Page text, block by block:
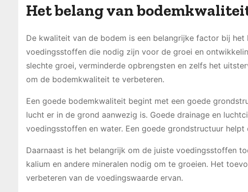
Het belang van
De kwaliteit van de bodem is een belangrijke factor bij
voedingsstoffen die nodig zijn voor de groei en
slechte groei, verminderde opbrengsten en zelfs het
om de bodemkwaliteit te verbeteren.
Een goede bodemkwaliteit begint met een goede
lucht er in de grond aanwezig is. Goede drainage en
voedingsstoffen en water. Een goede grondstructuur
Daarnaast is het belangrijk om de juiste voedingsstoffen
kalium en andere mineralen nodig om te groeien. Het
verbeteren van de voedingswaarde ervan.